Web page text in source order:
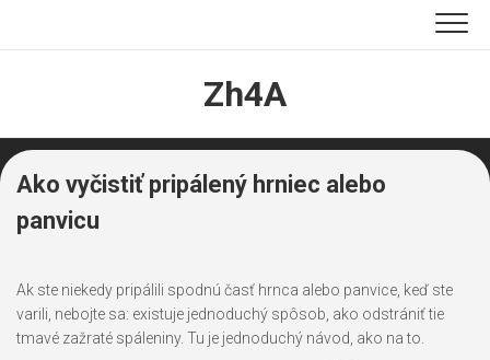
Zh4A
Ako vyčistiť pripálený hrniec alebo
panvicu
Ak ste niekedy pripálili spodnú časť hrnca alebo panvice, keď ste
varili, nebojte sa: existuje jednoduchý spôsob, ako odstrániť tie
tmavé zažraté spáleniny. Tu je jednoduchý návod, ako na to.